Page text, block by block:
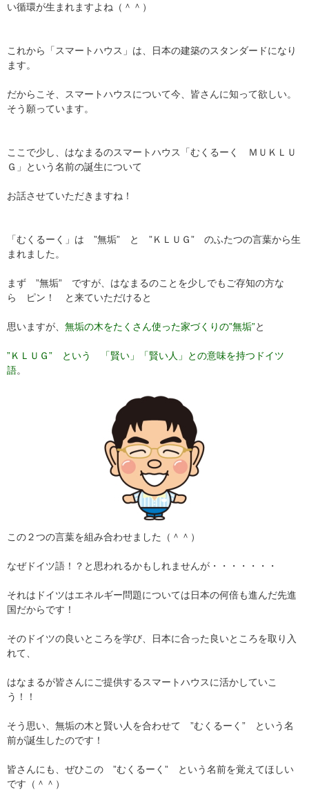
い循環が生まれますよね（＾＾）
これから「スマートハウス」は、日本の建築のスタンダードになり
ます。
だからこそ、スマートハウスについて今、皆さんに知って欲しい。
そう願っています。
ここで少し、はなまるのスマートハウス「むくるーく ＭＵＫＬＵ
Ｇ」という名前の誕生について
お話させていただきますね！
「むくるーく」は ”無垢” と ”ＫＬＵＧ” のふたつの言葉から生
まれました。
まず ”無垢” ですが、はなまるのことを少しでもご存知の方な
ら ピン！ と来ていただけると
思いますが、 無垢の木をたくさん使った家づくりの”無垢”と
”ＫＬＵＧ” という 「賢い」「賢い人」との意味を持つドイツ
語。
この２つの言葉を組み合わせました（＾＾）
なぜドイツ語！？と思われるかもしれませんが・・・・・・・
それはドイツはエネルギー問題については日本の何倍も進んだ先進
国だからです！
そのドイツの良いところを学び、日本に合った良いところを取り入
れて、
はなまるが皆さんにご提供するスマートハウスに活かしていこ
う！！
そう思い、無垢の木と賢い人を合わせて ”むくるーく” という名
前が誕生したのです！
皆さんにも、ぜひこの ”むくるーく” という名前を覚えてほしい
です（＾＾）